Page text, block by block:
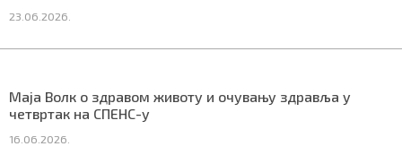
23.06.2026.
Маја Волк о здравом животу и очувању здравља у
четвртак на СПЕНС-у
16.06.2026.